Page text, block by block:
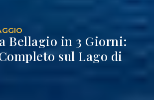
Bellagio in 3 Giorni:
sul Lago di